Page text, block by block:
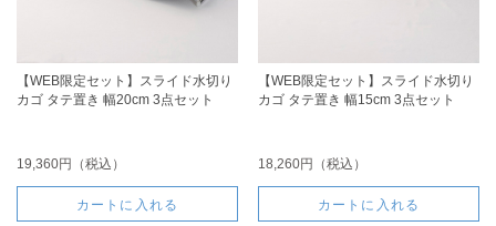
【WEB限定セット】スライド水切り
カゴ タテ置き 幅20cm 3点セット
19,360円（税込）
カートに入れる
【WEB限定セット】スライド水切り
カゴ タテ置き 幅15cm 3点セット
18,260円（税込）
カートに入れる